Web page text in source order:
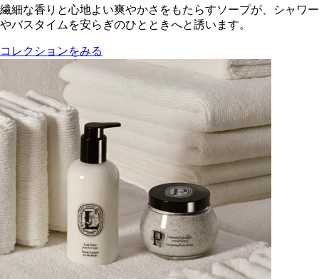
繊細な香りと心地よい爽やかさをもたらすソープが、シャワー
やバスタイムを安らぎのひとときへと誘います。
コレクションをみる